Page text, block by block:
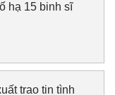
hạ 15 binh sĩ
trao tin tình